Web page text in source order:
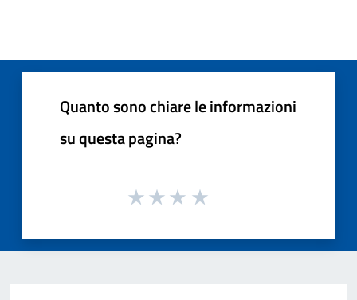
Quanto sono chiare le informazioni
su questa pagina?